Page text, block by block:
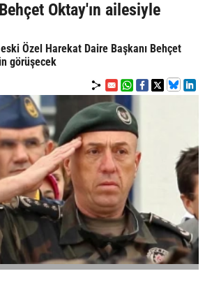
Oktay'ın ailesiyle
Özel Harekat Daire Başkanı Behçet
görüşecek